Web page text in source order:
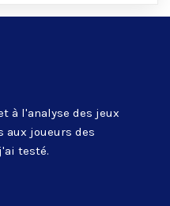
à l'analyse des jeux
aux joueurs des
testé.